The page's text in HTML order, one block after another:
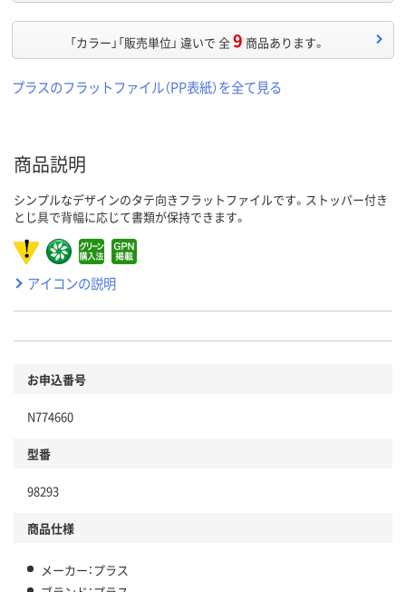
「カラー」「販売単位」 違いで 全9 商品あります。
プラスのフラットファイル（PP表紙）を全て見る
商品説明
シンプルなデザインのタテ向きフラットファイルです。ストッパー付き
とじ具で背幅に応じて書類が保持できます。
アイコンの説明
お申込番号
N774660
型番
98293
商品仕様
メーカー：プラス